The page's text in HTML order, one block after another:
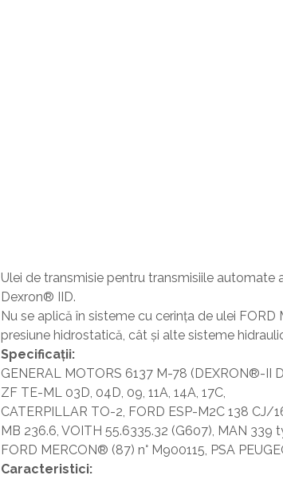
Ulei de transmisie pentru transmisiile automate
Dexron® IID.
Nu se aplică în sisteme cu cerinţa de ulei
presiune hidrostatică, cât şi alte sisteme
Specificaţii:
GENERAL MOTORS 6137 M-78 (DEXRON®-II D,
ZF TE-ML 03D, 04D, 09, 11A, 14A, 17C,
CATERPILLAR TO-2, FORD ESP-M2C 138 CJ/
MB 236.6, VOITH 55.6335.32 (G607), MAN 339
FORD MERCON® (87) n° M900115, PSA
Caracteristici: